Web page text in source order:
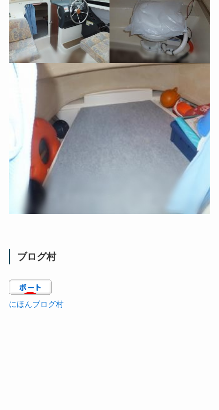
ブログ村
にほんブログ村